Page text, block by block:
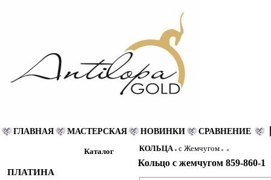
ГЛАВНАЯ МАСТЕРСКАЯ НОВИНКИ СРАВНЕНИЕ
Каталог
ПЛАТИНА
КОЛЬЦА с Жемчугом
Кольцо с жемчугом 859-860-1